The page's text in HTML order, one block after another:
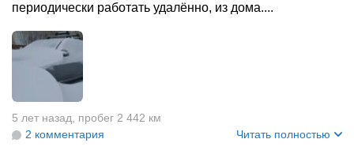
периодически работать удалённо, из дома....
5 лет назад
пробег 2 442 км
2 комментария
Читать полностью